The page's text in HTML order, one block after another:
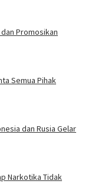
Promosikan
Semua Pihak
dan Rusia Gelar
Narkotika Tidak